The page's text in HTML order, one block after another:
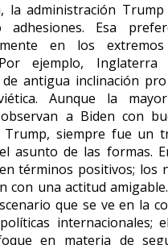
la administración
adhesiones. Esa
en los
ejemplo,
antigua inclinación
Aunque la
a Biden con
Trump, siempre fue un
asunto de las formas.
términos positivos; los
con una actitud
que se ve en la
internacionales;
en materia de